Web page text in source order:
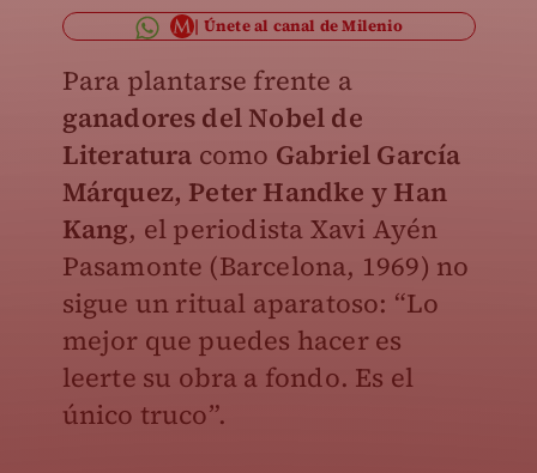
Únete al canal de Milenio
Para plantarse frente a
ganadores del Nobel de
Literatura como Gabriel García
Márquez, Peter Handke y Han
Kang, el periodista Xavi Ayén
Pasamonte (Barcelona, 1969) no
sigue un ritual aparatoso: “Lo
mejor que puedes hacer es
leerte su obra a fondo. Es el
único truco”.